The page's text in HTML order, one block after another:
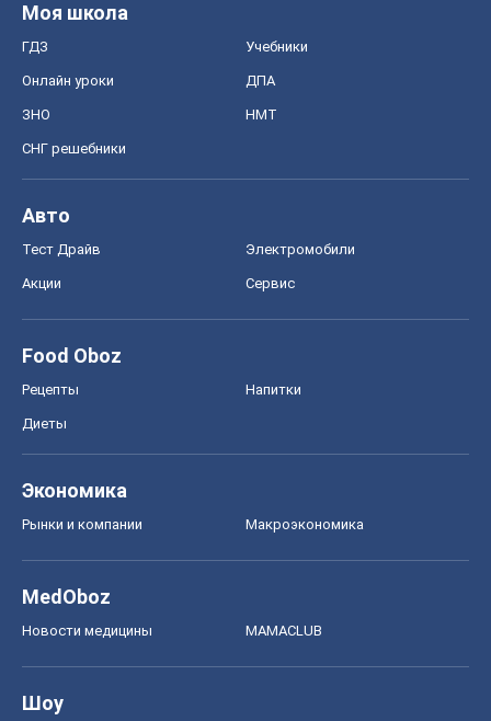
Моя школа
ГДЗ Учебники
Онлайн уроки ДПА
ЗНО НМТ
СНГ решебники
Авто
Тест Драйв Электромобили
Акции Сервис
Food Oboz
Рецепты Напитки
Диеты
Экономика
Рынки и компании Mакроэкономика
MedOboz
Новости медицины MAMACLUB
Шоу